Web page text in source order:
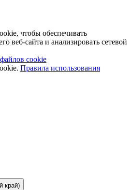
чтобы обеспечивать
веб-сайта и анализировать сетевой
cookie
Правила использования
край)